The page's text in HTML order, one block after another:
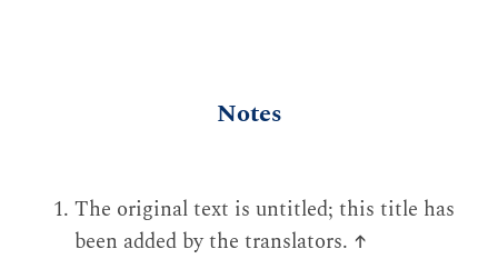
Notes
The original text is untitled; this title has
been added by the translators. ↑